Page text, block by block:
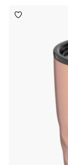
Toevoegen
aan